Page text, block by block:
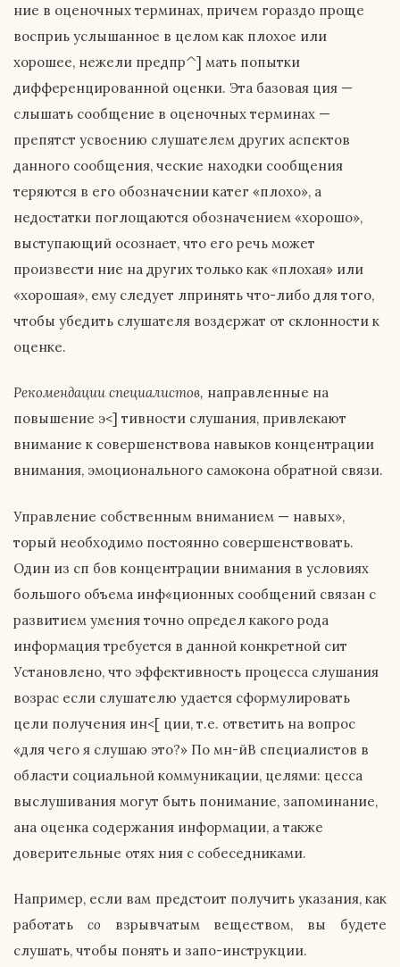
ние в оценочных терминах, причем гораздо проще
восприь услышанное в целом как плохое или
хорошее, нежели предпр^] мать попытки
дифференцированной оценки. Эта базовая ция —
слышать сообщение в оценочных терминах —
препятст усвоению слушателем других аспектов
данного сообщения, ческие находки сообщения
теряются в его обозначении катег «плохо», а
недостатки поглощаются обозначением «хорошо»,
выступающий осознает, что его речь может
произвести ние на других только как «плохая» или
«хорошая», ему следует лпринять что-либо для того,
чтобы убедить слушателя воздержат от склонности к
оценке.
Рекомендации специалистов, направленные на
повышение э<] тивности слушания, привлекают
внимание к совершенствова навыков концентрации
внимания, эмоционального самокона обратной связи.
Управление собственным вниманием — навых»,
торый необходимо постоянно совершенствовать.
Один из сп бов концентрации внимания в условиях
большого объема инф«ционных сообщений связан с
развитием умения точно определ какого рода
информация требуется в данной конкретной сит
Установлено, что эффективность процесса слушания
возрас если слушателю удается сформулировать
цели получения ин<[ ции, т.е. ответить на вопрос
«для чего я слушаю это?» По мн-йВ специалистов в
области социальной коммуникации, целями: цесса
выслушивания могут быть понимание, запоминание,
ана оценка содержания информации, а также
доверительные отях ния с собеседниками.
Например, если вам предстоит получить указания, как
работать со взрывчатым веществом, вы будете
слушать, чтобы понять и запо-инструкции.